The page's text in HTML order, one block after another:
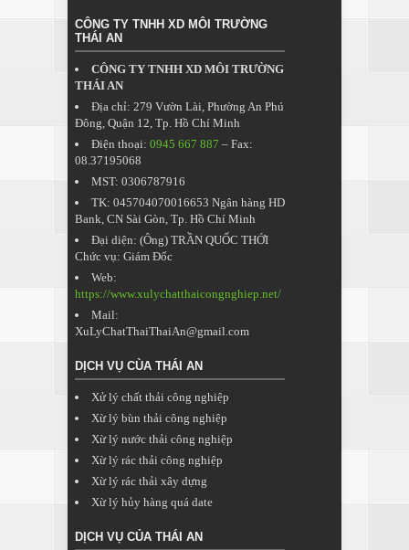
CÔNG TY TNHH XD MÔI TRƯỜNG
THÁI AN
CÔNG TY TNHH XD MÔI TRƯỜNG
THÁI AN
Địa chỉ: 279 Vườn Lài, Phường An Phú
Đông, Quận 12, Tp. Hồ Chí Minh
Điện thoại: 0945 667 887 – Fax:
08.37195068
MST: 0306787916
TK: 045704070016653 Ngân hàng HD
Bank, CN Sài Gòn, Tp. Hồ Chí Minh
Đại diện: (Ông) TRẦN QUỐC THỚI
Chức vụ: Giám Đốc
Web:
https://www.xulychatthaicongnghiep.net/
Mail:
XuLyChatThaiThaiAn@gmail.com
DỊCH VỤ CÙA THÁI AN
Xử lý chất thải công nghiệp
Xừ lý bùn thải công nghiệp
Xừ lý nước thải công nghiệp
Xừ lý rác thải công nghiệp
Xừ lý rác thải xây dựng
Xừ lý hủy hàng quá date
DỊCH VỤ CỦA THÁI AN